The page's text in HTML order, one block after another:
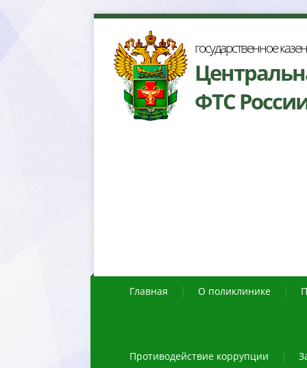
осударственное
ФТС
Главная О поликлинике
Противодействие коррупции